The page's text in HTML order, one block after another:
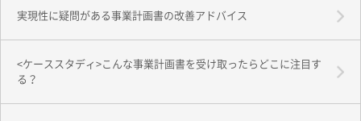
実現性に疑問がある事業計画書の改善アドバイス
<ケーススタディ>こんな事業計画書を受け取ったらどこに注目す
る？